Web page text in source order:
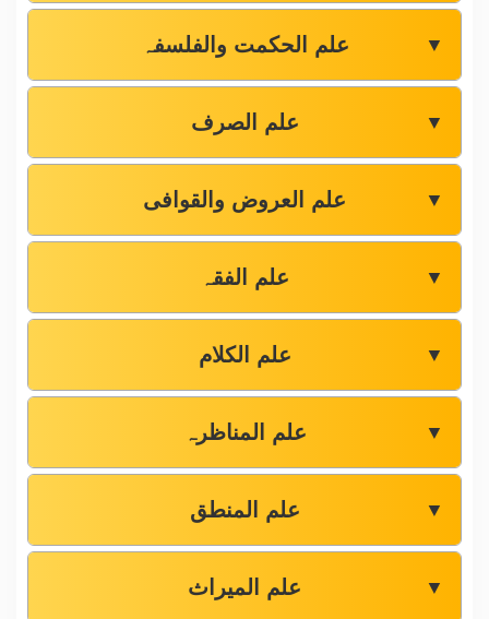
علم الحکمت والفلسفہ ▼
علم الصرف ▼
علم العروض والقوافی ▼
علم الفقہ ▼
علم الکلام ▼
علم المناظرہ ▼
علم المنطق ▼
علم المیراث ▼